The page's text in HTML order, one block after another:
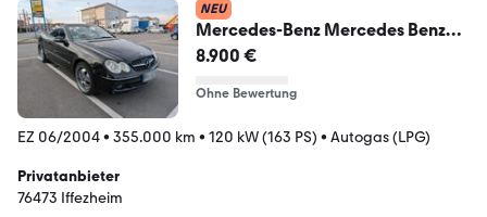
NEU
Mercedes-Benz Mercedes Benz
CLK 200 Kompressor Cabrio| L...
8.900 €
Ohne Bewertung
EZ 06/2004• 355.000 km • 120 kW (163 PS) • Autogas (LPG)
Privatanbieter
76473 Iffezheim